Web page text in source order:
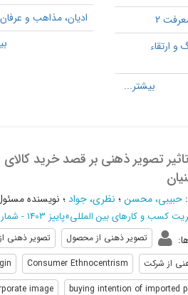
2
ارتقاء
ادیان، مذاهب و عرفان
تصویر ذهنی بر قصد خرید
: حبیبی، محسن؛ نظری، جواد؛ نویسنده
کسب و کارهای بین المللی»پاییز 1403 - شماره 27
: تصویر ذهنی از محصول تصویر ذهنی
از شرکت
Consumer Ethnocentrism
buying intention of imported
image